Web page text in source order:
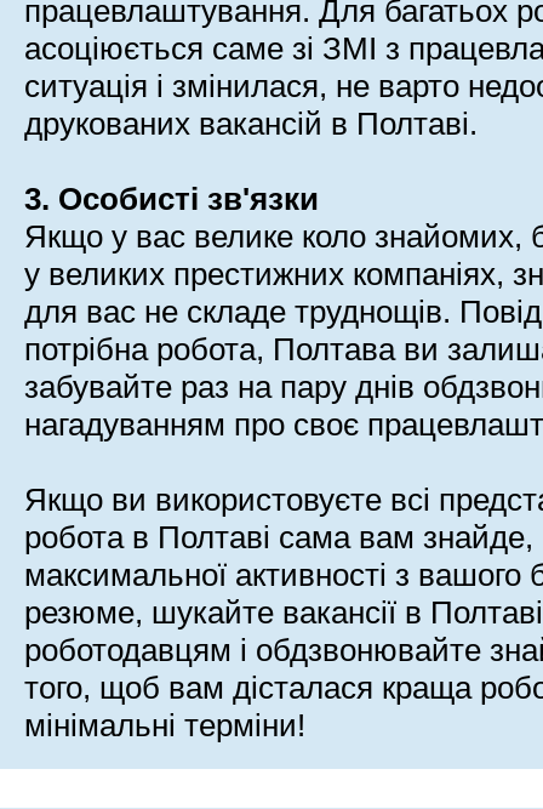
працевлаштування. Для багатьох
асоціюється саме зі ЗМІ з
ситуація і змінилася, не варто
друкованих вакансій в Полтаві.
3. Особисті зв'язки
Якщо у вас велике коло знайомих,
у великих престижних компаніях,
для вас не складе труднощів.
потрібна робота, Полтава ви
забувайте раз на пару днів
нагадуванням про своє
Якщо ви використовуєте всі
робота в Полтаві сама вам
максимальної активності з вашого
резюме, шукайте вакансії в
роботодавцям і обдзвонювайте
того, щоб вам дісталася краща
мінімальні терміни!